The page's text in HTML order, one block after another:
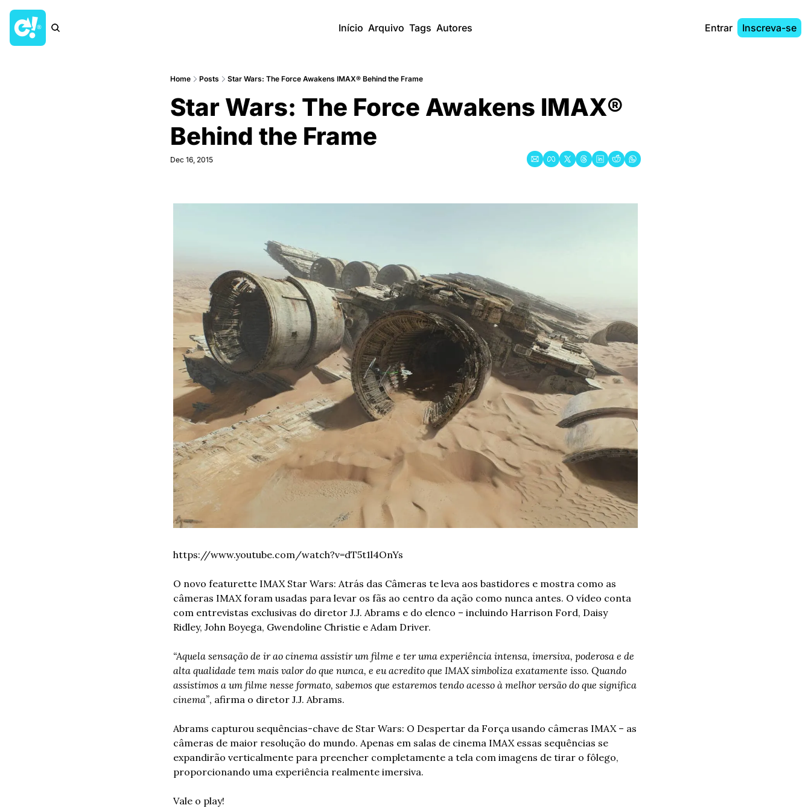
Início Arquivo Tags Autores Entrar Inscreva-se
Home Posts Star Wars: The Force Awakens IMAX® Behind the Frame
Star Wars: The Force Awakens IMAX®
Behind the Frame
Dec 16, 2015
https://www.youtube.com/watch?v=dT5t1l4OnYs
O novo featurette IMAX Star Wars: Atrás das Câmeras te leva aos bastidores e mostra como as
câmeras IMAX foram usadas para levar os fãs ao centro da ação como nunca antes. O vídeo conta
com entrevistas exclusivas do diretor J.J. Abrams e do elenco – incluindo Harrison Ford, Daisy
Ridley, John Boyega, Gwendoline Christie e Adam Driver.
“Aquela sensação de ir ao cinema assistir um filme e ter uma experiência intensa, imersiva, poderosa e de
alta qualidade tem mais valor do que nunca, e eu acredito que IMAX simboliza exatamente isso. Quando
assistimos a um filme nesse formato, sabemos que estaremos tendo acesso à melhor versão do que significa
cinema”, afirma o diretor J.J. Abrams.
Abrams capturou sequências-chave de Star Wars: O Despertar da Força usando câmeras IMAX – as
câmeras de maior resolução do mundo. Apenas em salas de cinema IMAX essas sequências se
expandirão verticalmente para preencher completamente a tela com imagens de tirar o fôlego,
proporcionando uma experiência realmente imersiva.
Vale o play!